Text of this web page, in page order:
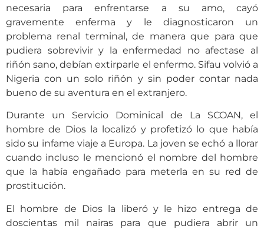
necesaria para enfrentarse a su amo, cayó
gravemente enferma y le diagnosticaron un
problema renal terminal, de manera que para que
pudiera sobrevivir y la enfermedad no afectase al
riñón sano, debían extirparle el enfermo. Sifau volvió a
Nigeria con un solo riñón y sin poder contar nada
bueno de su aventura en el extranjero.
Durante un Servicio Dominical de La SCOAN, el
hombre de Dios la localizó y profetizó lo que había
sido su infame viaje a Europa. La joven se echó a llorar
cuando incluso le mencionó el nombre del hombre
que la había engañado para meterla en su red de
prostitución.
El hombre de Dios la liberó y le hizo entrega de
doscientas mil nairas para que pudiera abrir un